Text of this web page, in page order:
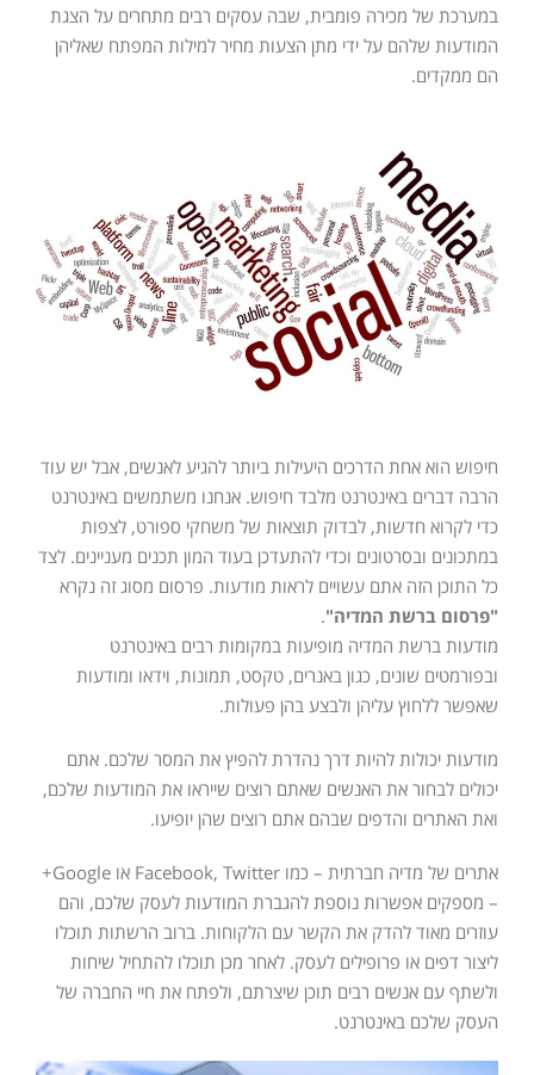
במערכת של מכירה פומבית, שבה עסקים רבים מתחרים על הצגת
המודעות שלהם על ידי מתן הצעות מחיר למילות המפתח שאליהן
הם ממקדים.
חיפוש הוא אחת הדרכים היעילות ביותר להגיע לאנשים, אבל יש עוד
הרבה דברים באינטרנט מלבד חיפוש. אנחנו משתמשים באינטרנט
כדי לקרוא חדשות, לבדוק תוצאות של משחקי ספורט, לצפות
במתכונים ובסרטונים וכדי להתעדכן בעוד המון תכנים מעניינים. לצד
כל התוכן הזה אתם עשויים לראות מודעות. פרסום מסוג זה נקרא
"פרסום ברשת המדיה".
מודעות ברשת המדיה מופיעות במקומות רבים באינטרנט
ובפורמטים שונים, כגון באנרים, טקסט, תמונות, וידאו ומודעות
שאפשר ללחוץ עליהן ולבצע בהן פעולות.
מודעות יכולות להיות דרך נהדרת להפיץ את המסר שלכם. אתם
יכולים לבחור את האנשים שאתם רוצים שייראו את המודעות שלכם,
ואת האתרים והדפים שבהם אתם רוצים שהן יופיעו.
אתרים של מדיה חברתית – כמו Facebook, Twitter או Google+
– מספקים אפשרות נוספת להגברת המודעות לעסק שלכם, והם
עוזרים מאוד להדק את הקשר עם הלקוחות. ברוב הרשתות תוכלו
ליצור דפים או פרופילים לעסק. לאחר מכן תוכלו להתחיל שיחות
ולשתף עם אנשים רבים תוכן שיצרתם, ולפתח את חיי החברה של
העסק שלכם באינטרנט.